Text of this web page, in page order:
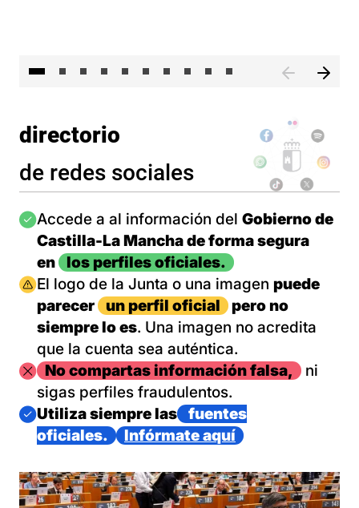
directorio
de redes sociales
Imagen
Accede a al información del Gobierno de
Castilla-La Mancha de forma segura
en
los perfiles oficiales.
Imagen
El logo de la Junta o una imagen puede
parecer
un perfil oficial
pero no
siempre lo es. Una imagen no acredita
que la cuenta sea auténtica.
ImagenNo compartas información falsa,
ni
sigas perfiles fraudulentos.
Imagen
Utiliza siempre las
fuentes
oficiales.
Infórmate aquí